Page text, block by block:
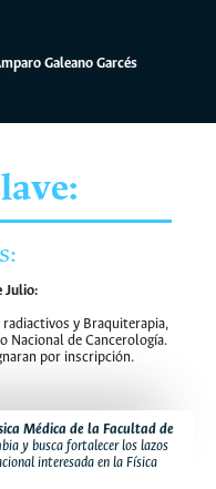
Galeano Garcés
Julio:
y Braquiterapia,
de Cancerología.
por inscripción.
Médica de la Facultad de
y busca fortalecer los lazos
interesada en la Física